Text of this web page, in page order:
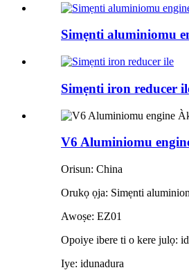
Simẹnti aluminiomu
Simẹnti iron reducer
V6 Aluminiomu
Orisun: China
Orukọ ọja: Simẹnti
Awoṣe: EZ01
Opoiye ibere ti o kere julọ:
Iye: idunadura